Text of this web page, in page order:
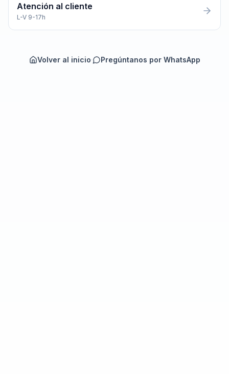
Atención al cliente
L-V 9-17h
Volver al inicio· Pregúntanos por WhatsApp